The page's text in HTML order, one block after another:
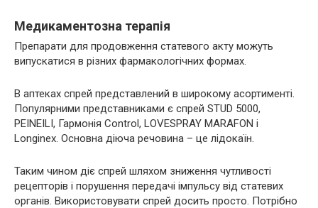
Медикаментозна терапія
Препарати для продовження статевого акту можуть
випускатися в різних фармакологічних формах.
В аптеках спрей представлений в широкому асортименті.
Популярними представниками є спрей STUD 5000,
PEINEILI, Гармонія Control, LOVESPRAY MARAFON і
Longinex. Основна діюча речовина – це лідокаїн.
Таким чином діє спрей шляхом зниження чутливості
рецепторів і порушення передачі імпульсу від статевих
органів. Використовувати спрей досить просто. Потрібно